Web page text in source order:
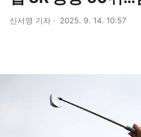
신서영 기자 2025. 9. 14. 10:57